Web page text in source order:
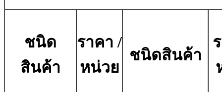
ชนิด
สินค้า
ราคา /
หน่วย
ชนิดสินค้า